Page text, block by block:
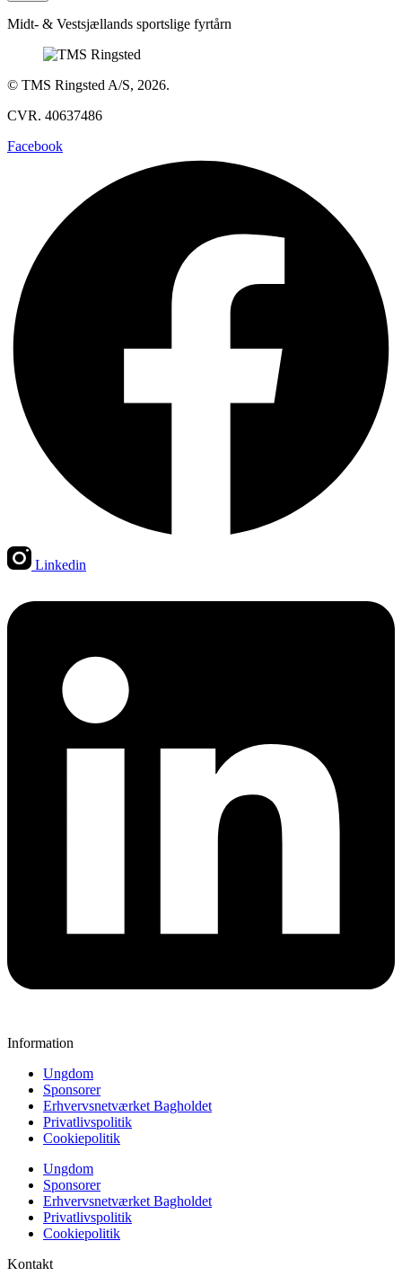
Midt- & Vestsjællands sportslige fyrtårn
© TMS Ringsted A/S, 2026.
CVR. 40637486
Facebook
Linkedin
Information
Ungdom
Sponsorer
Erhvervsnetværket Bagholdet
Privatlivspolitik
Cookiepolitik
Ungdom
Sponsorer
Erhvervsnetværket Bagholdet
Privatlivspolitik
Cookiepolitik
Kontakt